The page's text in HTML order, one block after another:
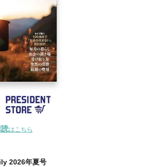
はこちら
2026年夏号